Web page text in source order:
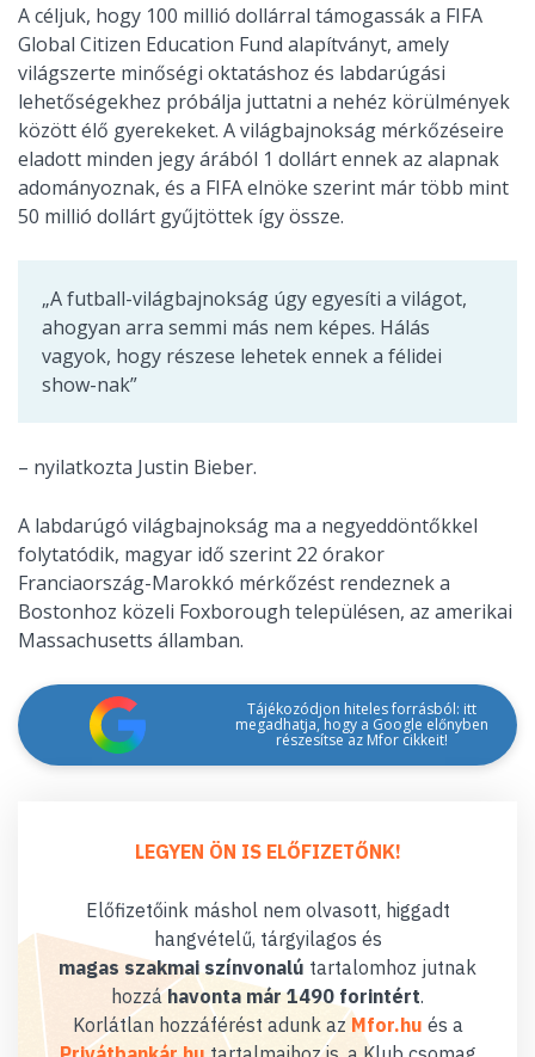
A céljuk, hogy 100 millió dollárral támogassák a FIFA
Global Citizen Education Fund alapítványt, amely
világszerte minőségi oktatáshoz és labdarúgási
lehetőségekhez próbálja juttatni a nehéz körülmények
között élő gyerekeket. A világbajnokság mérkőzéseire
eladott minden jegy árából 1 dollárt ennek az alapnak
adományoznak, és a FIFA elnöke szerint már több mint
50 millió dollárt gyűjtöttek így össze.
„A futball-világbajnokság úgy egyesíti a világot,
ahogyan arra semmi más nem képes. Hálás
vagyok, hogy részese lehetek ennek a félidei
show-nak”
– nyilatkozta Justin Bieber.
A labdarúgó világbajnokság ma a negyeddöntőkkel
folytatódik, magyar idő szerint 22 órakor
Franciaország-Marokkó mérkőzést rendeznek a
Bostonhoz közeli Foxborough településen, az amerikai
Massachusetts államban.
Tájékozódjon hiteles forrásból: itt
megadhatja, hogy a Google előnyben
részesítse az Mfor cikkeit!
LEGYEN ÖN IS ELŐFIZETŐNK!
Előfizetőink máshol nem olvasott, higgadt
hangvételű, tárgyilagos és
magas szakmai színvonalú tartalomhoz jutnak
hozzáhavonta már 1490 forintért.
Korlátlan hozzáférést adunk az Mfor.hu és a